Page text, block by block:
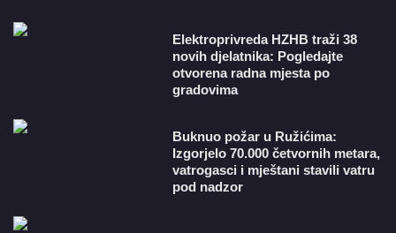
​Elektroprivreda HZHB traži 38
novih djelatnika: Pogledajte
otvorena radna mjesta po
gradovima
Buknuo požar u Ružićima:
Izgorjelo 70.000 četvornih metara,
vatrogasci i mještani stavili vatru
pod nadzor